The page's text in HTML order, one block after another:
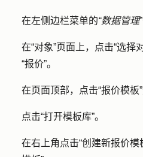
在左侧边栏菜单的“数据管理
在“对象”页面上，点击“选择
“报价”。
在页面顶部，点击“报价模板
点击“打开模板库”。
在右上角点击“创建新报价模